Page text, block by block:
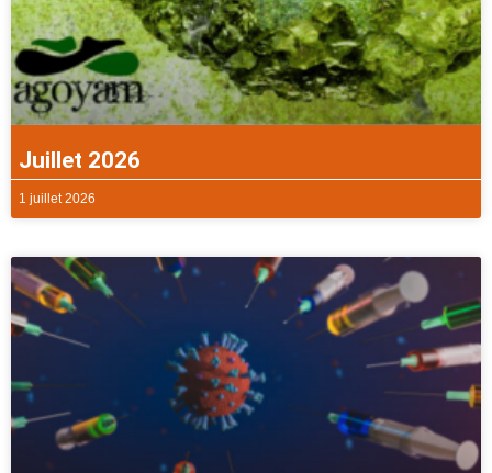
Juillet 2026
1 juillet 2026